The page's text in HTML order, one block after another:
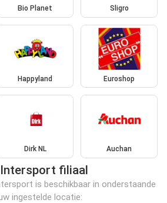
Bio Planet Sligro
Happyland Euroshop
Dirk NL Auchan
filiaal
is beschikbaar in onderstaande
ingestelde locatie: